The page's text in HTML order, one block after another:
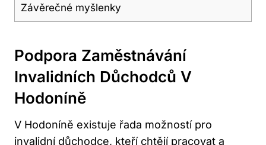
Závěrečné myšlenky
Podpora Zaměstnávání
Invalidních Důchodců V
Hodoníně
V Hodoníně existuje řada možností pro
invalidní důchodce, kteří chtějí pracovat a